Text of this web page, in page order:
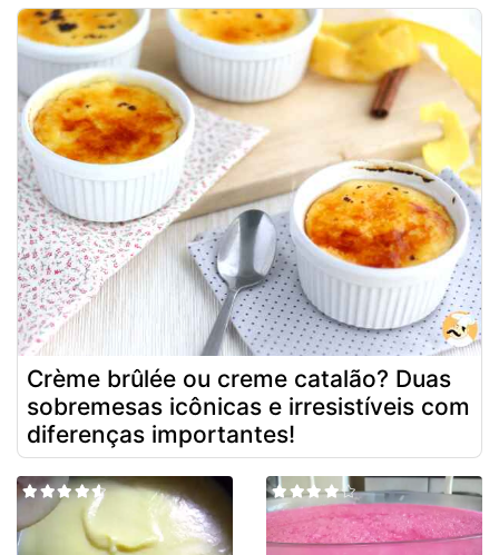
Crème brûlée ou creme catalão? Duas
sobremesas icônicas e irresistíveis com
diferenças importantes!